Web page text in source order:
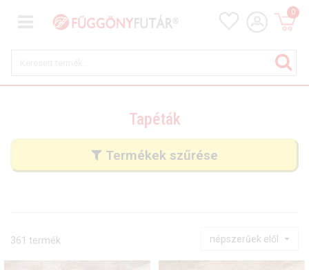
0
Tapéták
Termékek szűrése
361 termék népszerűek elől